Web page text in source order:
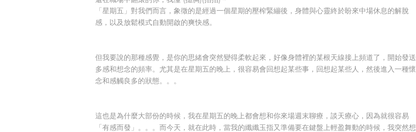
「星期五」對我們而言，象徵的是經過一個星期的壓榨緊繃後，身體與心靈終於盼來中場休息的解脫
感，以及放鬆模式自動開啟的爽快感。
但我要說的那種感覺，是你的思緒會突然變得柔軟起來，好像身體裡的某根天線接上頻道了，開始發送
多感和想念的頻率。尤其是在星期五的晚上，很容易會回想起某些事，回想起某些人，然後進入一種懷
念和感觸良多的狀態。。。
這也是為什麼大部份的時候，我在星期五的晚上都會想和你來場週末聊療，談天療心，因為就很容易
「有感而發」。。。而今天，就在此時，當我的纖纖玉指又準備要在鍵盤上輕盈舞動的時候，我突然想